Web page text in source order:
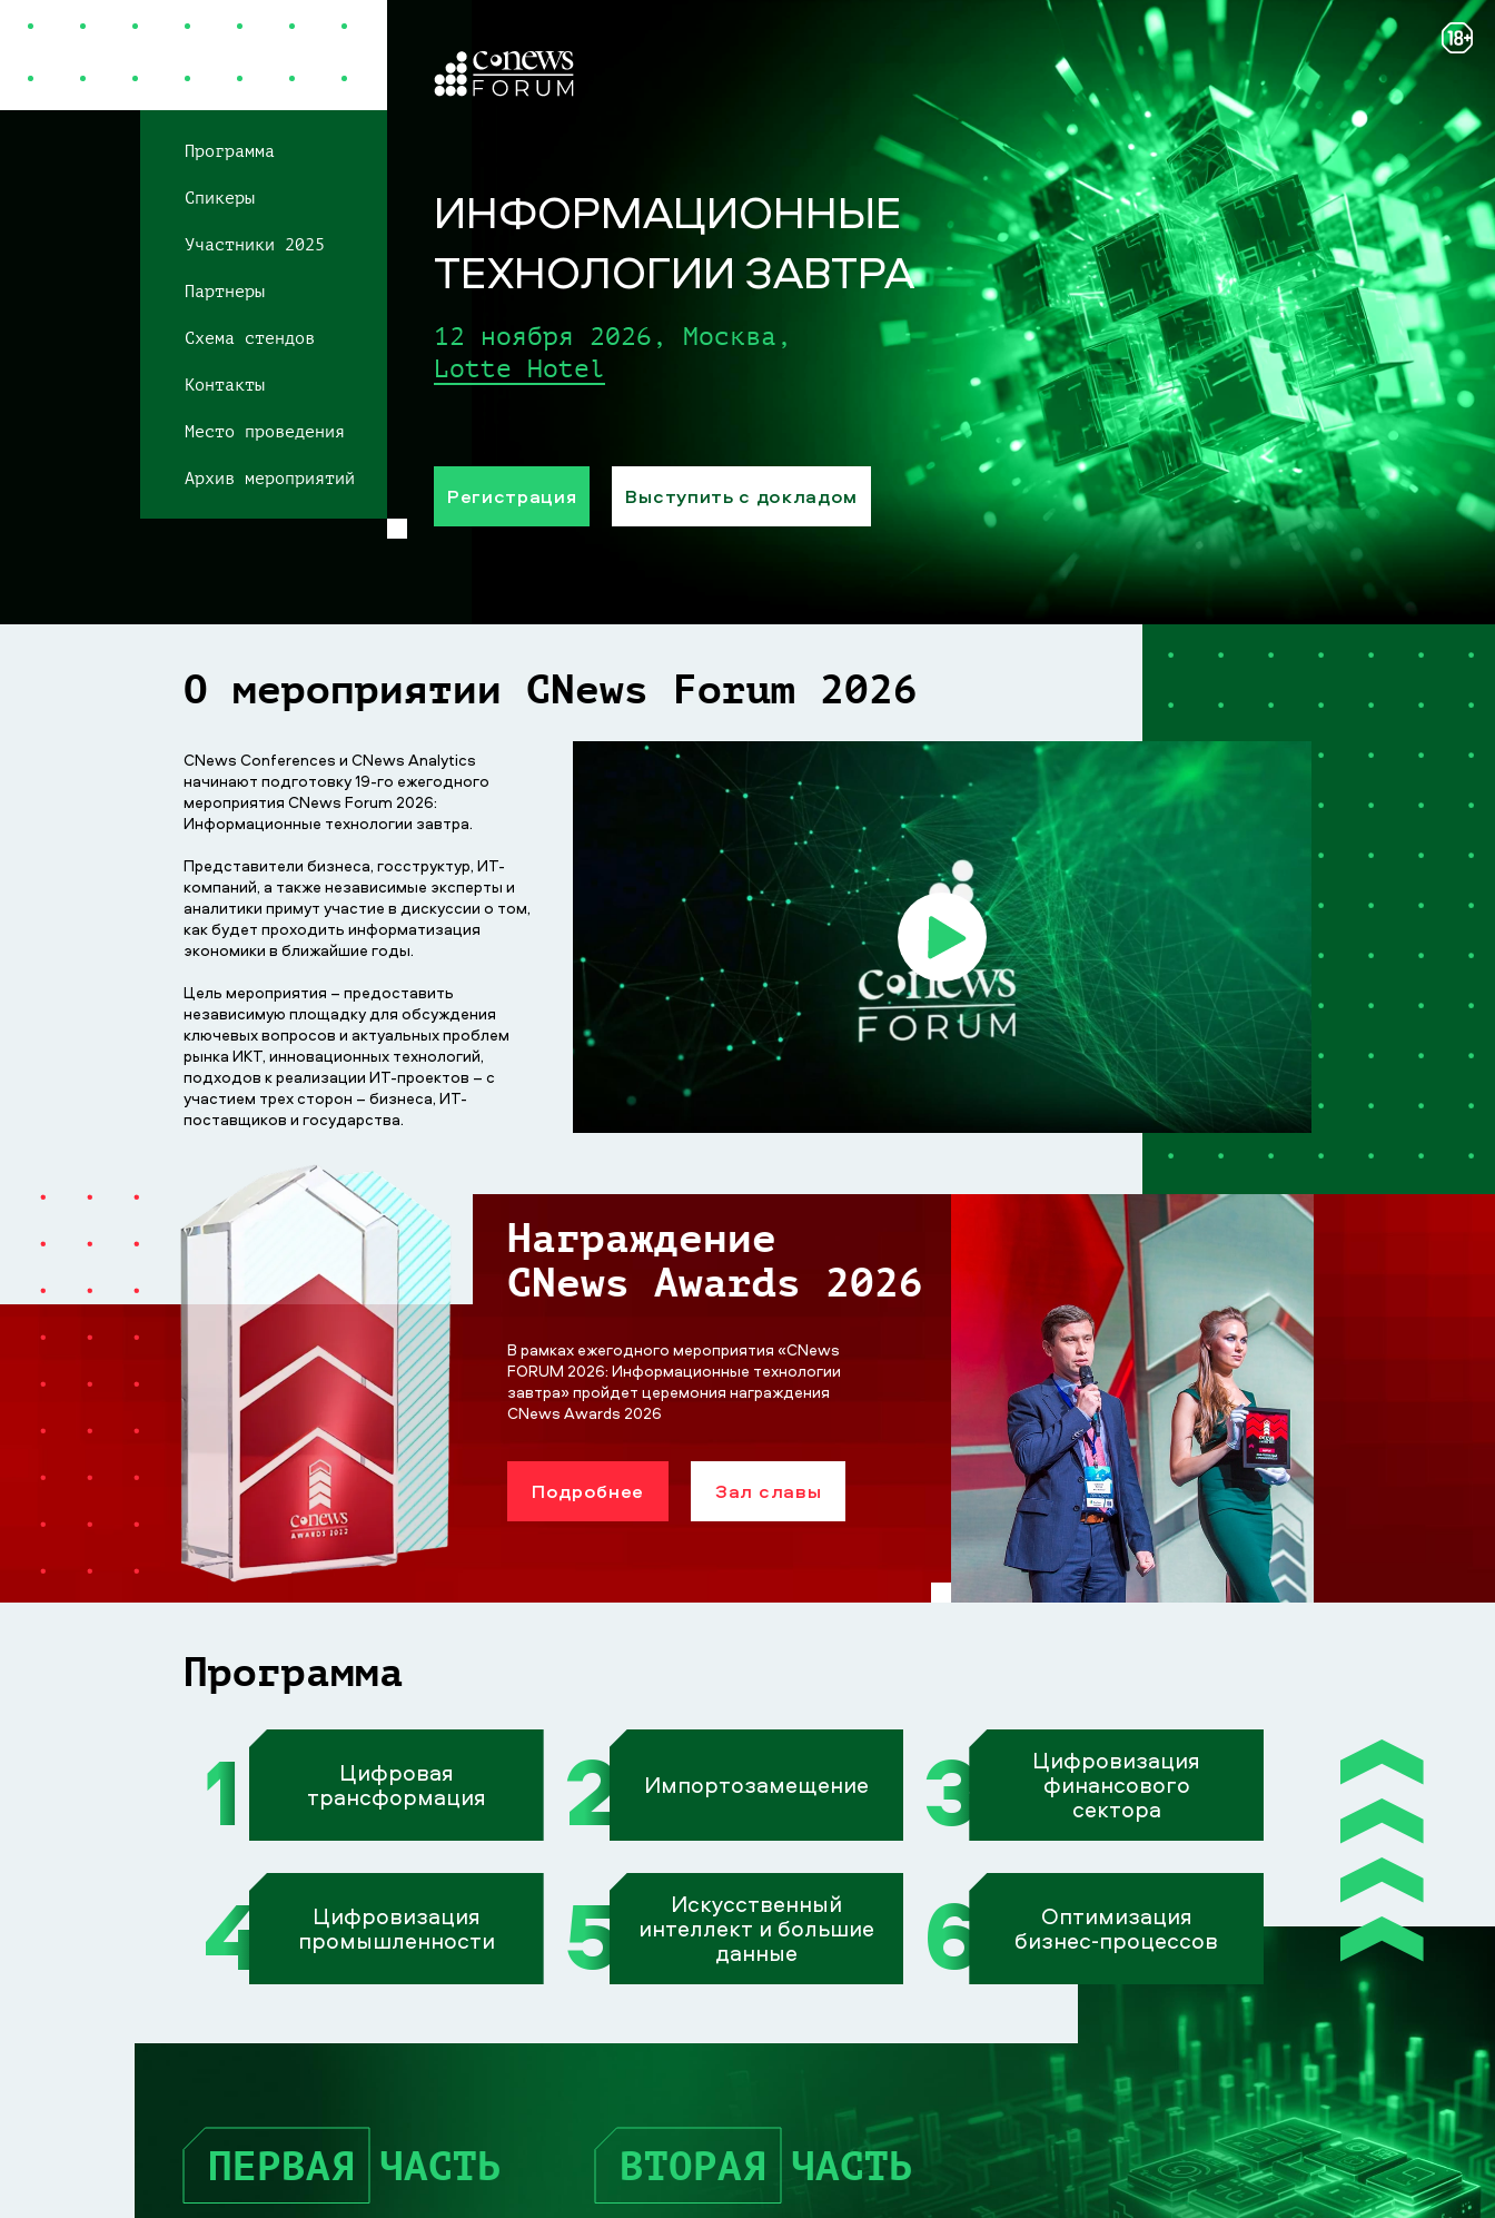
Программа
Спикеры
Участники 2025
Партнеры
Схема стендов
Контакты
Место проведения
Архив мероприятий
ИНФОРМАЦИОННЫЕ
ТЕХНОЛОГИИ ЗАВТРА
12 ноября 2026, Москва,
Lotte Hotel
Регистрация Выступить с докладом
О мероприятии CNews Forum 2026
CNews Conferences и CNews Analytics
начинают подготовку 19-го ежегодного
мероприятия CNews Forum 2026:
Информационные технологии завтра.
Предcтавители бизнеса, госструктур, ИТ-
компаний, а также независимые эксперты и
аналитики примут участие в дискуссии о том,
как будет проходить информатизация
экономики в ближайшие годы.
Цель мероприятия – предоставить
независимую площадку для обсуждения
ключевых вопросов и актуальных проблем
рынка ИКТ, инновационных технологий,
подходов к реализации ИТ-проектов – с
участием трех сторон – бизнеса, ИТ-
поставщиков и государства.
Награждение
CNews Awards 2026
В рамках ежегодного мероприятия «CNews
FORUM 2026: Информационные технологии
завтра» пройдет церемония награждения
CNews Awards 2026
Подробнее Зал славы
Программа
1
Цифровая
трансформация
2 Импортозамещение 3
Цифровизация
финансового
сектора
4
Цифровизация
промышленности
5
Искусственный
интеллект и большие
данные
6
Оптимизация
бизнес-процессов
ПЕРВАЯ ЧАСТЬ ВТОРАЯ ЧАСТЬ